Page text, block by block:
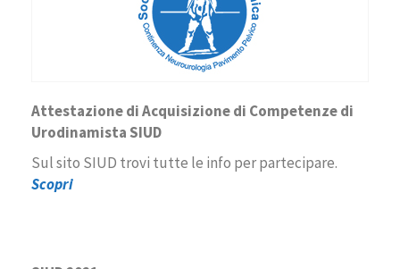
Attestazione di Acquisizione di Competenze di
Urodinamista SIUD
Sul sito SIUD trovi tutte le info per partecipare.
Scopri